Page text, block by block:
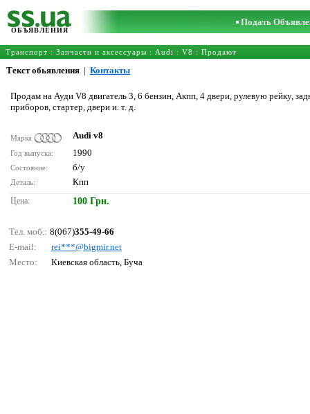
ОБЪЯВЛЕНИЯ
Подать
Транспорт : Запчасти и аксессуары : Audi : V8 : Продают
Текст обьявления | Контакты
Продам на Ауди V8 двигатель 3, 6 бензин, Акпп, 4 двери, рулевую рейку,
приборов, стартер, двери и. т. д.
Марка Audi v8
Год выпуска: 1990
Состояние: б/у
Деталь: Кпп
Цена: 100 Грн.
Тел. моб.: 8(067)355-49-66
E-mail:
rеi***@bigmir.nеt
Место:
Киевская область, Буча